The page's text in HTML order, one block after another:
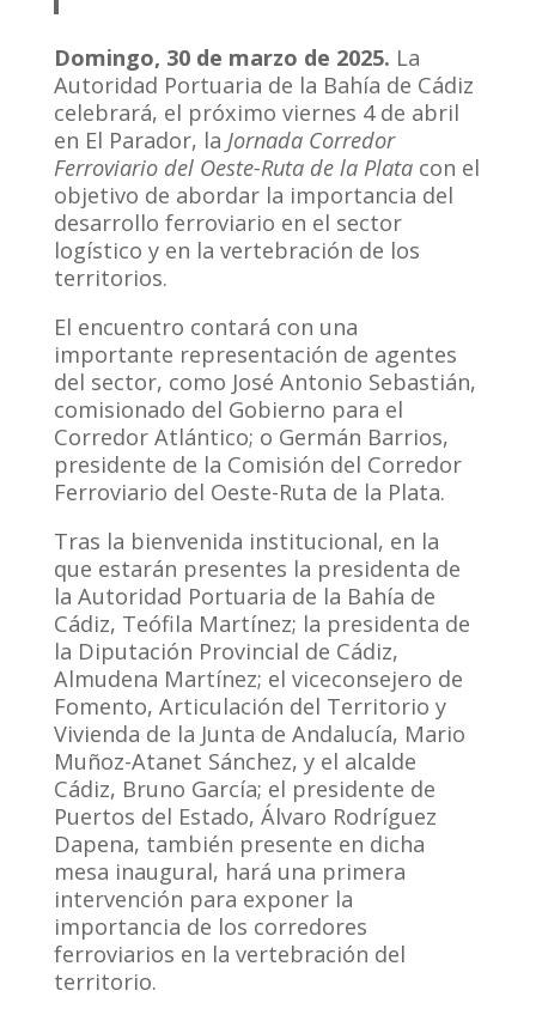
Domingo, 30 de marzo de 2025. La
Autoridad Portuaria de la Bahía de Cádiz
celebrará, el próximo viernes 4 de abril
en El Parador, la Jornada Corredor
Ferroviario del Oeste-Ruta de la Platacon el
objetivo de abordar la importancia del
desarrollo ferroviario en el sector
logístico y en la vertebración de los
territorios.
El encuentro contará con una
importante representación de agentes
del sector, como José Antonio Sebastián,
comisionado del Gobierno para el
Corredor Atlántico; o Germán Barrios,
presidente de la Comisión del Corredor
Ferroviario del Oeste-Ruta de la Plata.
Tras la bienvenida institucional, en la
que estarán presentes la presidenta de
la Autoridad Portuaria de la Bahía de
Cádiz, Teófila Martínez; la presidenta de
la Diputación Provincial de Cádiz,
Almudena Martínez; el viceconsejero de
Fomento, Articulación del Territorio y
Vivienda de la Junta de Andalucía, Mario
Muñoz-Atanet Sánchez, y el alcalde
Cádiz, Bruno García; el presidente de
Puertos del Estado, Álvaro Rodríguez
Dapena, también presente en dicha
mesa inaugural, hará una primera
intervención para exponer la
importancia de los corredores
ferroviarios en la vertebración del
territorio.